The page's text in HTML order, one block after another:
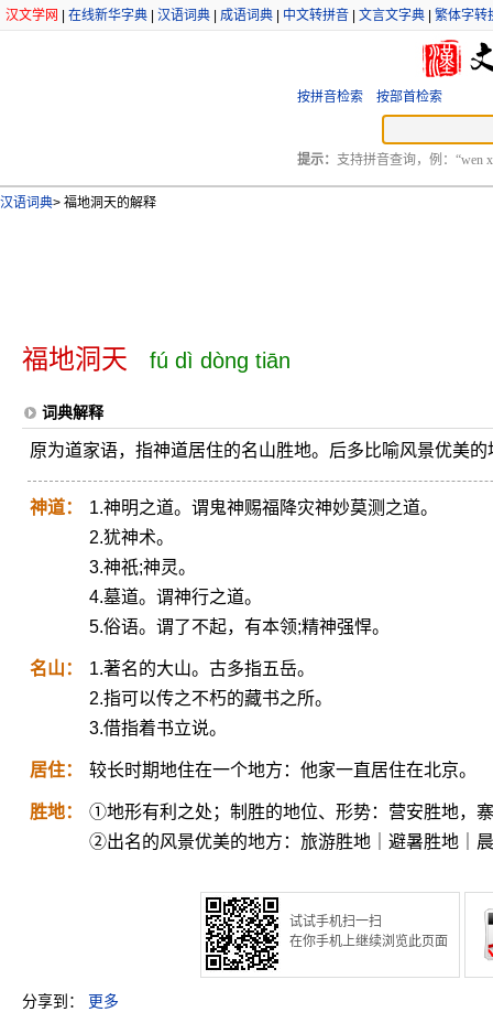
汉文学网 在线新华字典 汉语词典 成语词典 中文转拼音 文言文字典 繁体字转
按拼音检索 按部首检索
提示： 支持拼音查询，例：“wen
汉语词典> 福地洞天的解释
福地洞天 fú dì dòng tiān
词典解释
原为道家语，指神道居住的名山胜地。后多比喻风景优美的
神道：
1.神明之道。谓鬼神赐福降灾神妙莫测之道。
2.犹神术。
3.神祇;神灵。
4.墓道。谓神行之道。
5.俗语。谓了不起，有本领;精神强悍。
名山：
1.著名的大山。古多指五岳。
2.指可以传之不朽的藏书之所。
3.借指着书立说。
居住： 较长时期地住在一个地方：他家一直居住在北京。
胜地：
①地形有利之处；制胜的地位、形势：营安胜地，
②出名的风景优美的地方：旅游胜地｜避暑胜地｜
试试手机扫一扫
在你手机上继续浏览此页面
分享到： 更多